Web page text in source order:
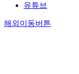
유튜브
해외이동버튼